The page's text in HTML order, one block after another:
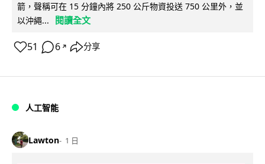
箭，聲稱可在 15 分鐘內將 250 公斤物資投送 750 公里外，並
以沖繩...
閱讀全文
51 6 ↗ 分享
人工智能
Lawton 1 日